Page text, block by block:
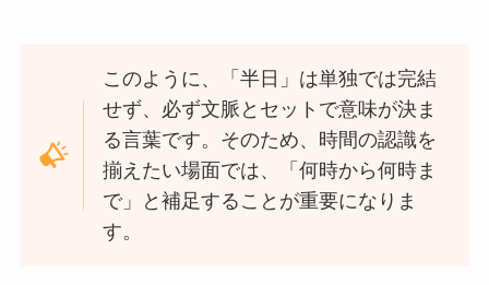
このように、「半日」は単独では完結
せず、必ず文脈とセットで意味が決ま
る言葉です。そのため、時間の認識を
揃えたい場面では、「何時から何時ま
で」と補足することが重要になりま
す。